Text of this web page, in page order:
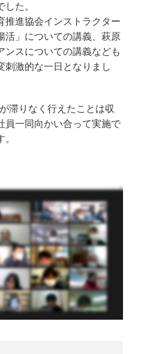
た。
推進協会インストラクター
活」についての講義、萩原
ンスについての講義なども
刺激的な一日となりまし
滞りなく行えたことは収
員一同向かい合って実施で